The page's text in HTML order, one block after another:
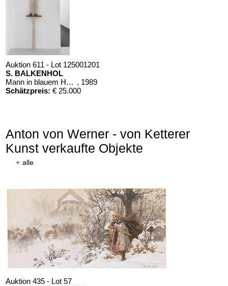
Auktion 611 - Lot 125001201
S. BALKENHOL
Mann in blauem Hemd , 1989
Schätzpreis: € 25.000
Anton von Werner - von Ketterer
Kunst verkaufte Objekte
+ alle
Auktion 435 - Lot 57